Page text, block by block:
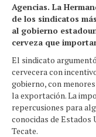
Agencias. La
de los sindicatos
al gobierno
cerveza que
El sindicato
cervecera con
gobierno, con
la exportación. La
repercusiones para
conocidas de Estados
Tecate.